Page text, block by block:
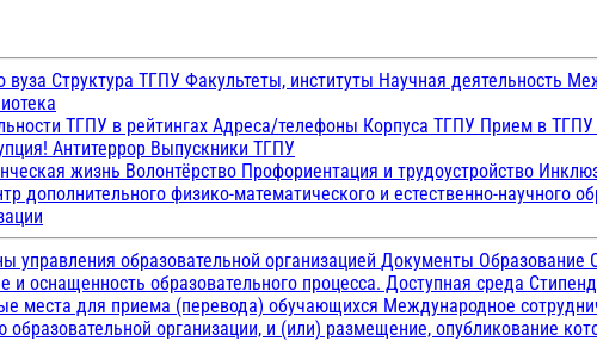
вуза Структура ТГПУ Факультеты, институты Научная деятельность
ТГПУ в рейтингах Адреса/телефоны Корпуса ТГПУ Прием в ТГПУ
Антитеррор Выпускники ТГПУ
жизнь Волонтёрство Профориентация и трудоустройство
дополнительного физико-математического и естественно-научного
управления образовательной организацией Документы Образование
и оснащенность образовательного процесса. Доступная среда
места для приема (перевода) обучающихся Международное
организации, и (или) размещение, опубликование